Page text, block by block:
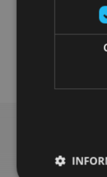
Plan
Plan